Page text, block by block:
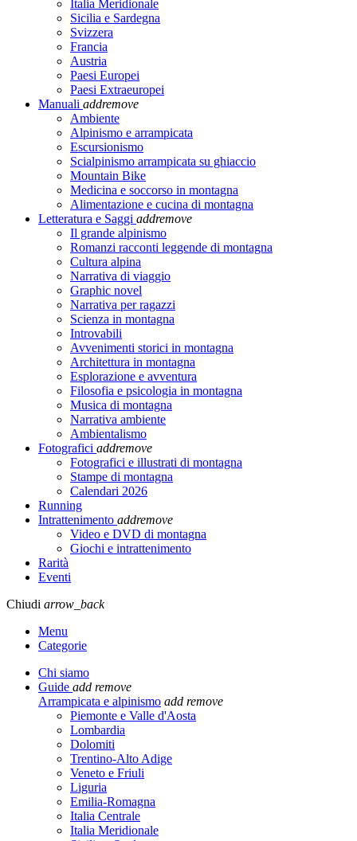
Italia Meridionale
Sicilia e Sardegna
Svizzera
Francia
Austria
Paesi Europei
Paesi Extraeuropei
Manuali addremove
Ambiente
Alpinismo e arrampicata
Escursionismo
Scialpinismo arrampicata su ghiaccio
Mountain Bike
Medicina e soccorso in montagna
Alimentazione e cucina di montagna
Letteratura e Saggi addremove
Il grande alpinismo
Romanzi racconti leggende di montagna
Cultura alpina
Narrativa di viaggio
Graphic novel
Narrativa per ragazzi
Scienza in montagna
Introvabili
Avvenimenti storici in montagna
Architettura in montagna
Esplorazione e avventura
Filosofia e psicologia in montagna
Musica di montagna
Narrativa ambiente
Ambientalismo
Fotografici addremove
Fotografici e illustrati di montagna
Stampe di montagna
Calendari 2026
Running
Intrattenimento addremove
Video e DVD di montagna
Giochi e intrattenimento
Rarità
Eventi
Chiudi arrow_back
Menu
Categorie
Chi siamo
Guide add remove
Arrampicata e alpinismo add remove
Piemonte e Valle d'Aosta
Lombardia
Dolomiti
Trentino-Alto Adige
Veneto e Friuli
Liguria
Emilia-Romagna
Italia Centrale
Italia Meridionale